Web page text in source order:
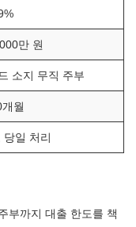
만 원
소지 무직 주부
월
당일 처리
부까지 대출 한도를 책